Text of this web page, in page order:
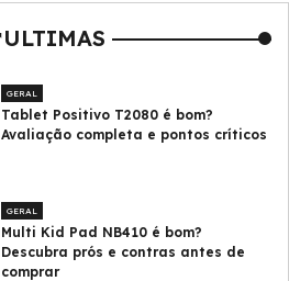
ULTIMAS
GERAL
Tablet Positivo T2080 é bom?
Avaliação completa e pontos críticos
GERAL
Multi Kid Pad NB410 é bom?
Descubra prós e contras antes de
comprar